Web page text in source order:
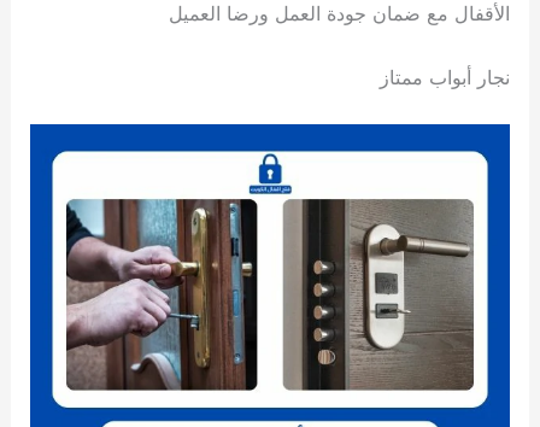
الأقفال مع ضمان جودة العمل ورضا العميل
نجار أبواب ممتاز